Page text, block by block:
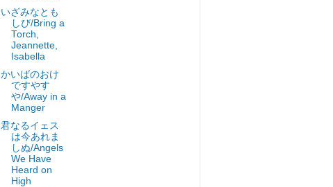
いざみなとも
しび/Bring a
Torch,
Jeannette,
Isabella
かいばのおけ
ですやす
や/Away in a
Manger
君なるイェス
は今あれま
しぬ/Angels
We Have
Heard on
High